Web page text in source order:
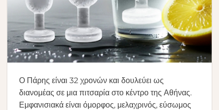
Ο Πάρης είναι 32 χρονών και δουλεύει ως
διανομέας σε μια πιτσαρία στο κέντρο της Αθήνας.
Εμφανισιακά είναι όμορφος, μελαχρινός, εύσωμος